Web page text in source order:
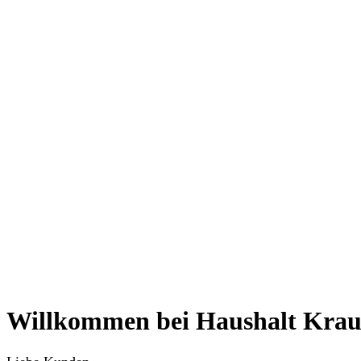
Willkommen bei Haushalt